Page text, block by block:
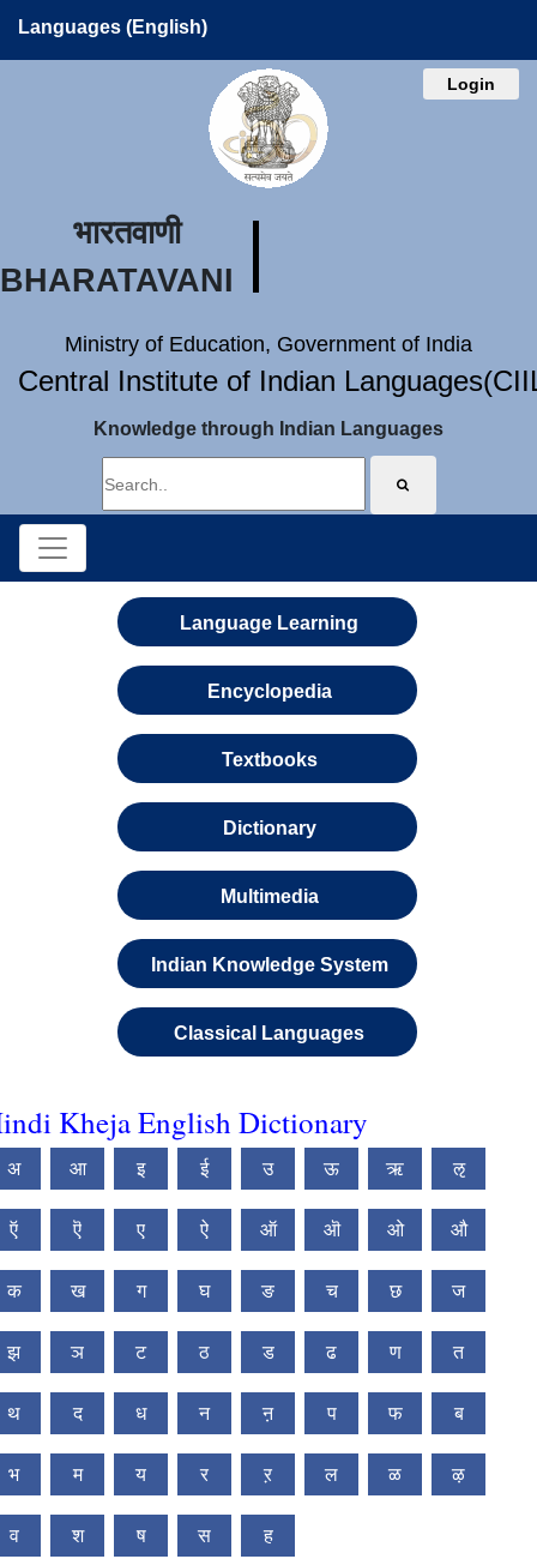
Languages (English)
Login
भारतवाणी
BHARATAVANI
Ministry of Education, Government of India
Central Institute of Indian
Knowledge through Indian Languages
Language Learning
Encyclopedia
Textbooks
Dictionary
Multimedia
Indian Knowledge System
Classical Languages
Kheja English Dictionary
अ आ इ ई उ ऊ ऋ ऌ
ऍ ऎ ए ऐ ऑ ऒ ओ औ
क ख ग घ ङ च छ ज
झ ञ ट ठ ड ढ ण त
थ द ध न ऩ प फ ब
भ म य र ऱ ल ळ ऴ
व श ष स ह